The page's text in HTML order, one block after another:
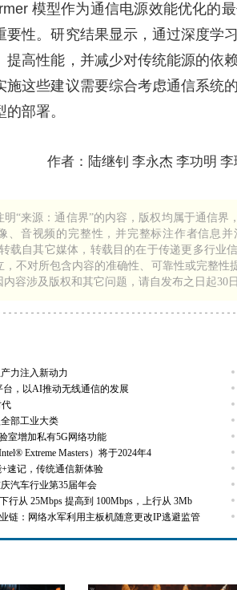
模型作为通信电源效能优化的
要性。研究结果显示，通过深度学
提高性能，并减少对传统能源的依
施这些建议需要综合考虑通信系统
部署。
作者：陆继钊 李永杰 李功明
“来源：通信界”的内容，版权均属于通信
、音视频的完整性，并完整标注作者信息
载自其它媒体，转载目的在于传递更多行业
，不对所包含内容的准确性、可靠性或完整
容涉及版权和其它问题，请自发布之日起30
力注入新动力
，以AI推动无线通信的发展
部工业大类
室增加私有5G网络功能
Extreme Masters）将于2024年4
速记，传统通信新体验
汽车行业第35届年会
行从 25Mbps 提高到 100Mbps，上行从 3Mb
链：网络水军利用主板机随意更改IP逃避监管